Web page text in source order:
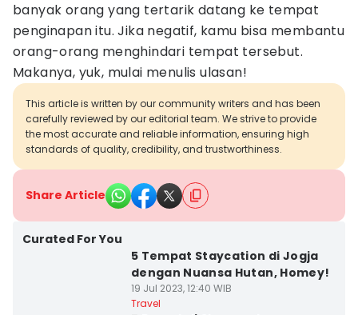
banyak orang yang tertarik datang ke tempat
penginapan itu. Jika negatif, kamu bisa membantu
orang-orang menghindari tempat tersebut.
Makanya, yuk, mulai menulis ulasan!
This article is written by our community writers and has been
carefully reviewed by our editorial team. We strive to provide
the most accurate and reliable information, ensuring high
standards of quality, credibility, and trustworthiness.
Share Article
Curated For You
5 Tempat Staycation di Jogja
dengan Nuansa Hutan, Homey!
19 Jul 2023, 12:40 WIB
Travel